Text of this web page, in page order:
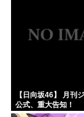
【日向坂46】 月刊
公式、重大告知！